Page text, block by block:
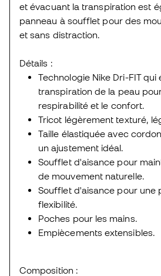
et évacuant la transpiration est
panneau à soufflet pour des
et sans distraction.
Détails :
Technologie Nike Dri-FIT qui
transpiration de la peau
respirabilité et le confort.
Tricot légèrement texturé,
Taille élastiquée avec
un ajustement idéal.
Soufflet d'aisance pour
de mouvement naturelle.
Soufflet d'aisance pour une
flexibilité.
Poches pour les mains.
Empiècements extensibles.
Composition :